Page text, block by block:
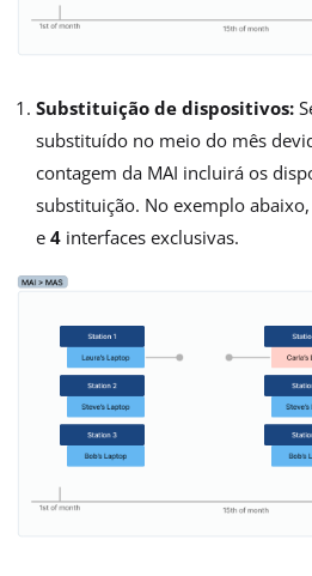
Substituição de dispositivos:
substituído no meio do mês
contagem da MAI incluirá os
substituição. No exemplo
e 4 interfaces exclusivas.